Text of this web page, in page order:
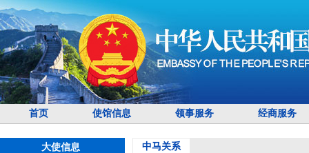
首页 使馆信息 领事服务 经商服务
大使信息 中马关系